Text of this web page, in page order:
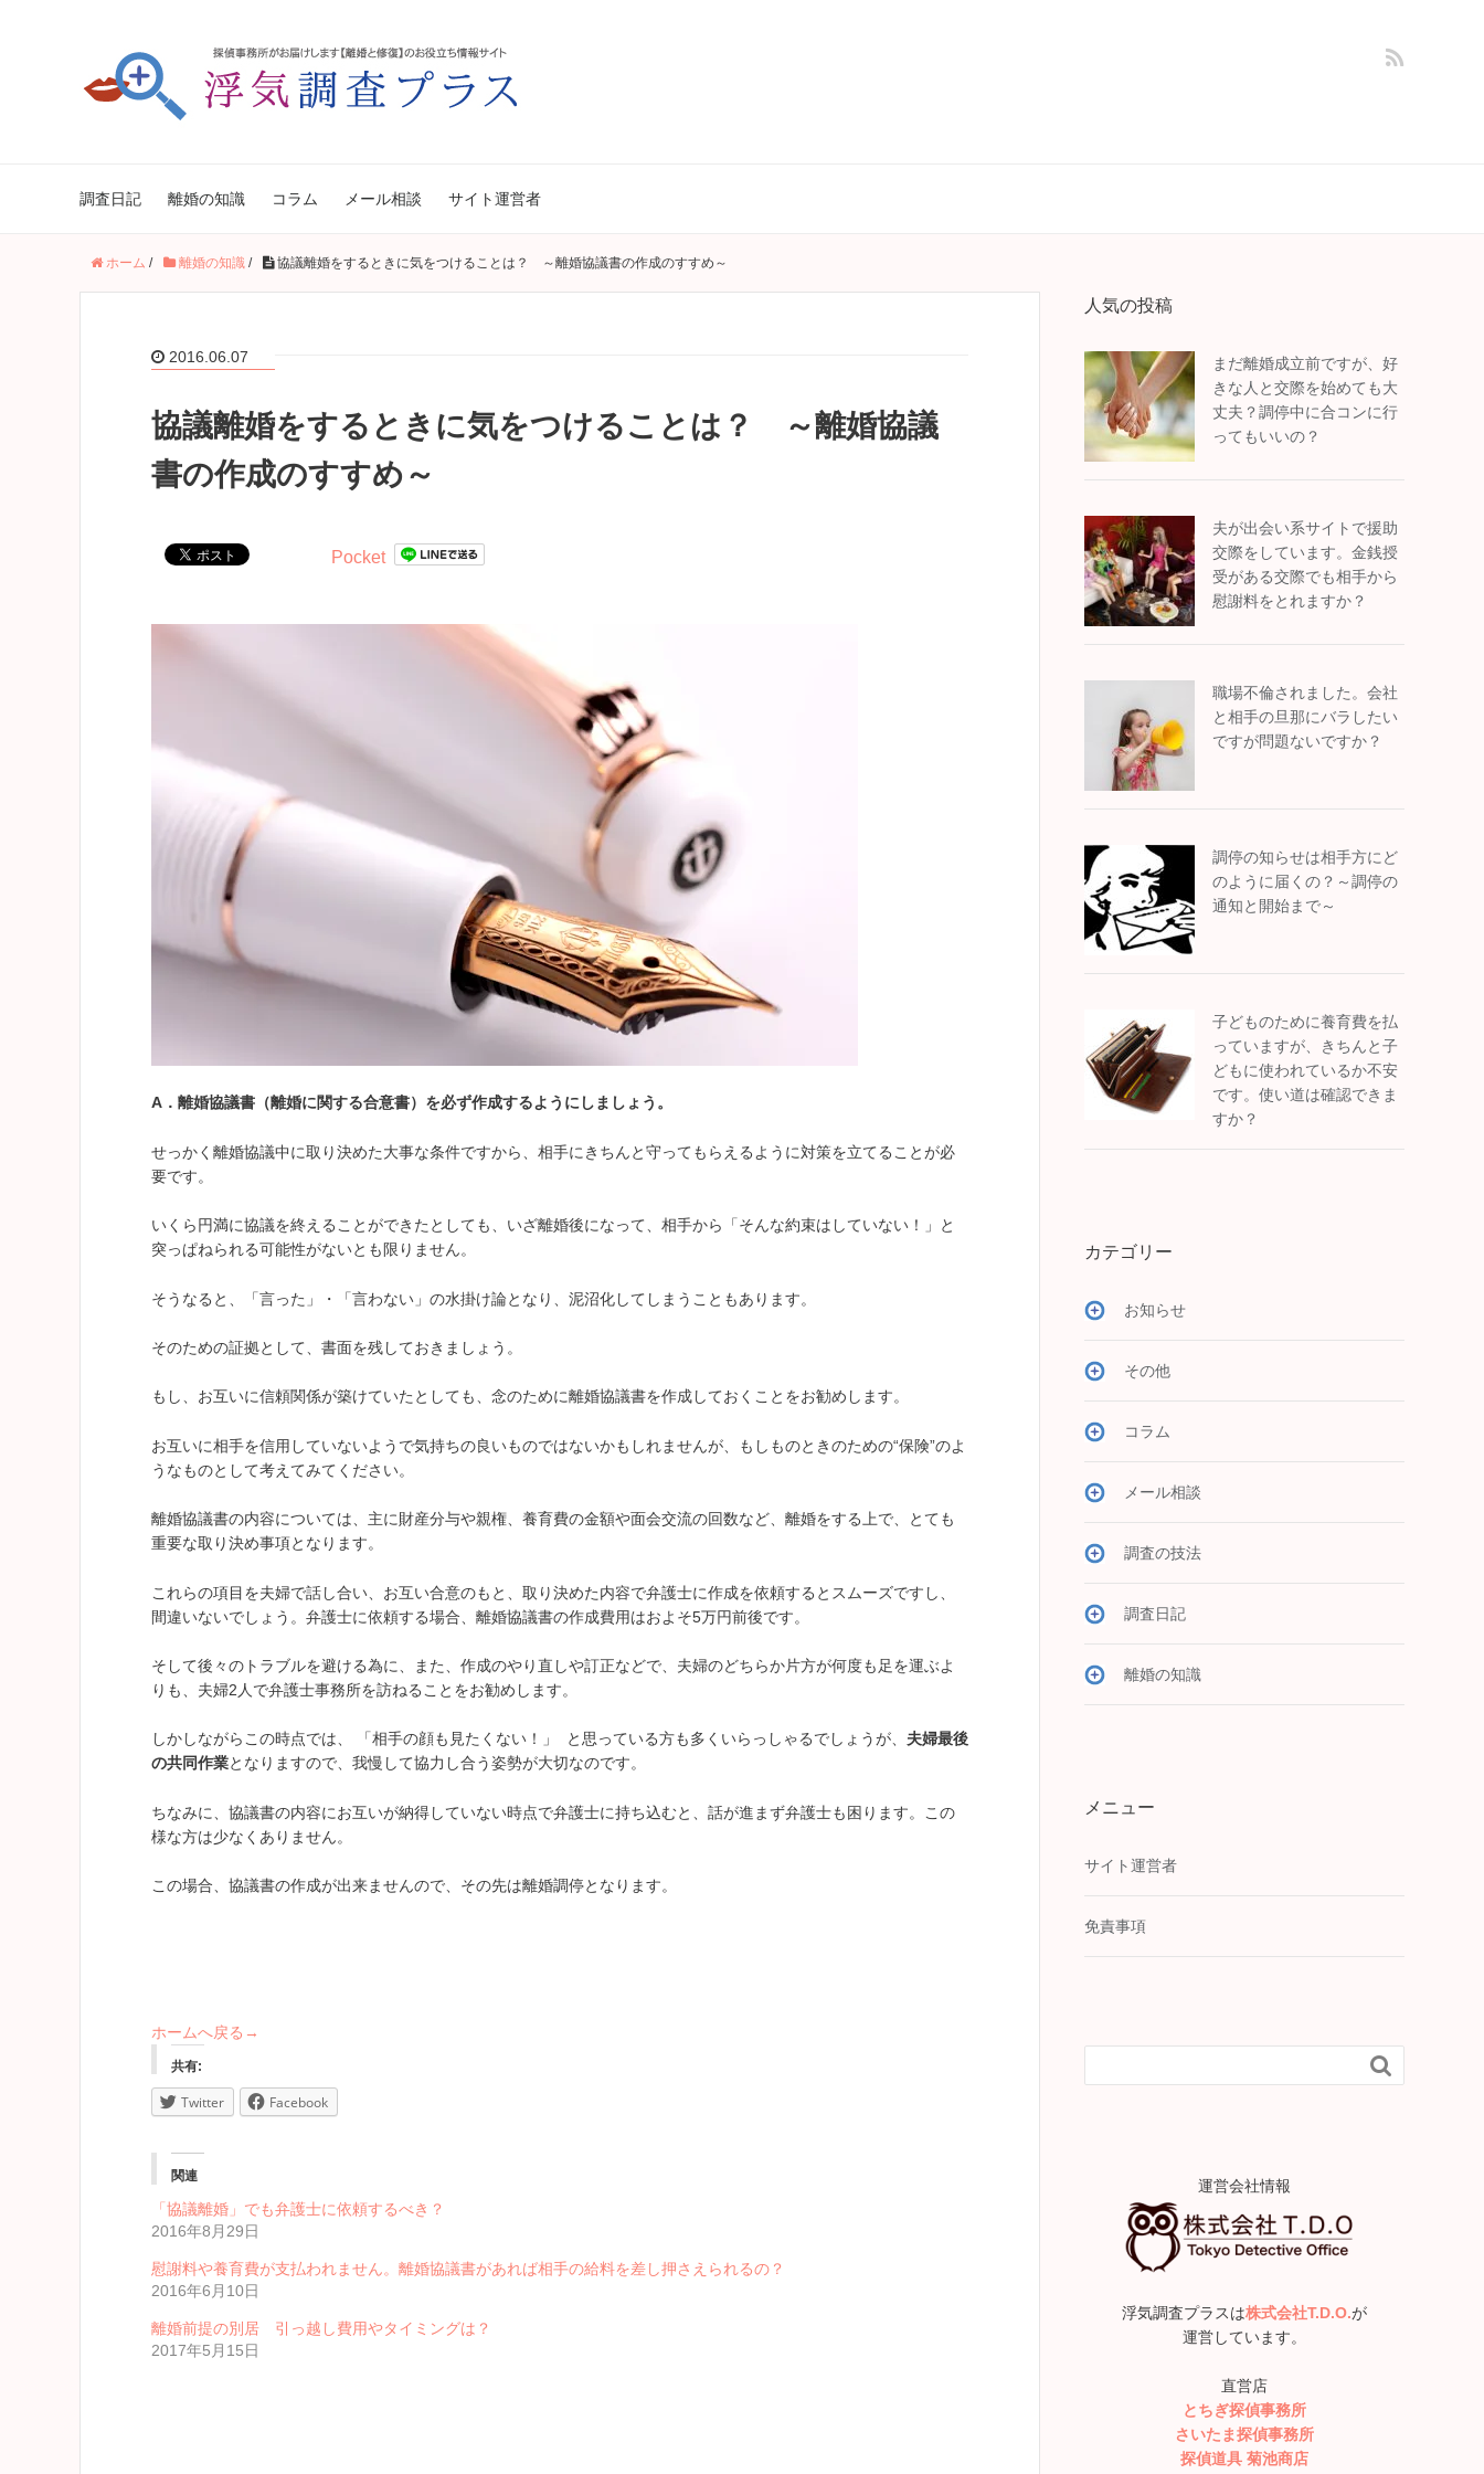
調査日記 離婚の知識 コラム メール相談 サイト運営者
ホーム / 離婚の知識 / 協議離婚をするときに気をつけることは？ ～離婚協議書の作成のすすめ～
2016.06.07
協議離婚をするときに気をつけることは？ ～離婚協議
書の作成のすすめ～
Pocket
A ．離婚協議書（離婚に関する合意書）を必ず作成するようにしましょう。
せっかく離婚協議中に取り決めた大事な条件ですから、相手にきちんと守ってもらえるように対策を立てることが必
要です。
いくら円満に協議を終えることができたとしても、いざ離婚後になって、相手から「そんな約束はしていない！」と
突っぱねられる可能性がないとも限りません。
そうなると、「言った」・「言わない」の水掛け論となり、泥沼化してしまうこともあります。
そのための証拠として、書面を残しておきましょう。
もし、お互いに信頼関係が築けていたとしても、念のために離婚協議書を作成しておくことをお勧めします。
お互いに相手を信用していないようで気持ちの良いものではないかもしれませんが、もしものときのための“保険”のよ
うなものとして考えてみてください。
離婚協議書の内容については、主に財産分与や親権、養育費の金額や面会交流の回数など、離婚をする上で、とても
重要な取り決め事項となります。
これらの項目を夫婦で話し合い、お互い合意のもと、取り決めた内容で弁護士に作成を依頼するとスムーズですし、
間違いないでしょう。弁護士に依頼する場合、離婚協議書の作成費用はおよそ5万円前後です。
そして後々のトラブルを避ける為に、また、作成のやり直しや訂正などで、夫婦のどちらか片方が何度も足を運ぶよ
りも、夫婦2人で弁護士事務所を訪ねることをお勧めします。
しかしながらこの時点では、 「相手の顔も見たくない！」 と思っている方も多くいらっしゃるでしょうが、 夫婦最後
の共同作業となりますので、我慢して協力し合う姿勢が大切なのです。
ちなみに、協議書の内容にお互いが納得していない時点で弁護士に持ち込むと、話が進まず弁護士も困ります。この
様な方は少なくありません。
この場合、協議書の作成が出来ませんので、その先は離婚調停となります。
ホームへ戻る→
共有:
Twitter Facebook
関連
「協議離婚」でも弁護士に依頼するべき？
2016年8月29日
慰謝料や養育費が支払われません。離婚協議書があれば相手の給料を差し押さえられるの？
2016年6月10日
離婚前提の別居 引っ越し費用やタイミングは？
2017年5月15日
人気の投稿
まだ離婚成立前ですが、好
きな人と交際を始めても大
丈夫？調停中に合コンに行
ってもいいの？
夫が出会い系サイトで援助
交際をしています。金銭授
受がある交際でも相手から
慰謝料をとれますか？
職場不倫されました。会社
と相手の旦那にバラしたい
ですが問題ないですか？
調停の知らせは相手方にど
のように届くの？～調停の
通知と開始まで～
子どものために養育費を払
っていますが、きちんと子
どもに使われているか不安
です。使い道は確認できま
すか？
カテゴリー
お知らせ
その他
コラム
メール相談
調査の技法
調査日記
離婚の知識
メニュー
サイト運営者
免責事項

運営会社情報
浮気調査プラスは株式会社T.D.O.が
運営しています。
直営店
とちぎ探偵事務所
さいたま探偵事務所
探偵道具 菊池商店